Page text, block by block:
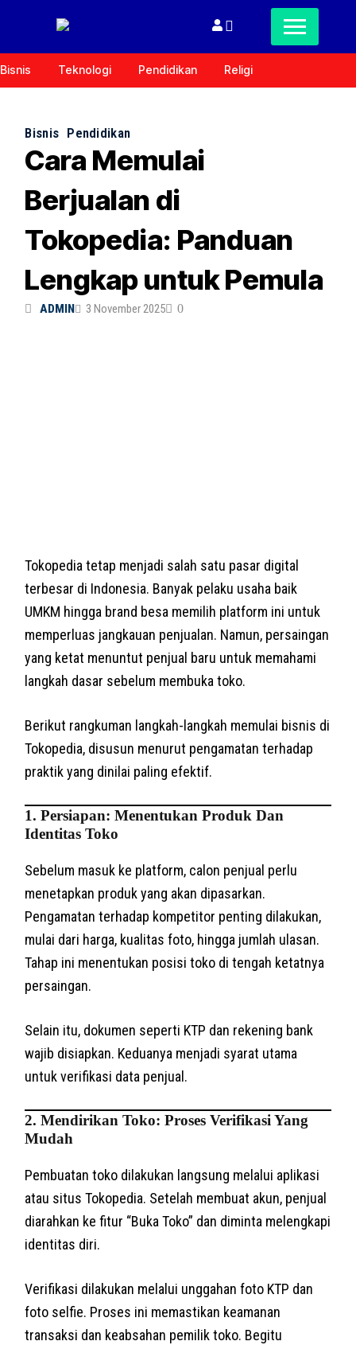
Bisnis Teknologi Pendidikan Religi
Bisnis Pendidikan
Cara Memulai
Berjualan di
Tokopedia: Panduan
Lengkap untuk Pemula
ADMIN 3 November 2025 0
Tokopedia tetap menjadi salah satu pasar digital
terbesar di Indonesia. Banyak pelaku usaha baik
UMKM hingga brand besa memilih platform ini untuk
memperluas jangkauan penjualan. Namun, persaingan
yang ketat menuntut penjual baru untuk memahami
langkah dasar sebelum membuka toko.
Berikut rangkuman langkah-langkah memulai bisnis di
Tokopedia, disusun menurut pengamatan terhadap
praktik yang dinilai paling efektif.
1. Persiapan: Menentukan Produk Dan
Identitas Toko
Sebelum masuk ke platform, calon penjual perlu
menetapkan produk yang akan dipasarkan.
Pengamatan terhadap kompetitor penting dilakukan,
mulai dari harga, kualitas foto, hingga jumlah ulasan.
Tahap ini menentukan posisi toko di tengah ketatnya
persaingan.
Selain itu, dokumen seperti KTP dan rekening bank
wajib disiapkan. Keduanya menjadi syarat utama
untuk verifikasi data penjual.
2. Mendirikan Toko: Proses Verifikasi Yang
Mudah
Pembuatan toko dilakukan langsung melalui aplikasi
atau situs Tokopedia. Setelah membuat akun, penjual
diarahkan ke fitur “Buka Toko” dan diminta melengkapi
identitas diri.
Verifikasi dilakukan melalui unggahan foto KTP dan
foto selfie. Proses ini memastikan keamanan
transaksi dan keabsahan pemilik toko. Begitu